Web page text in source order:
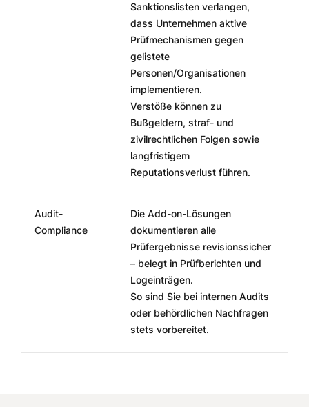
Sanktionslisten verlangen,
dass Unternehmen aktive
Prüfmechanismen gegen
gelistete
Personen/Organisationen
implementieren.
Verstöße können zu
Bußgeldern, straf- und
zivilrechtlichen Folgen sowie
langfristigem
Reputationsverlust führen.
Audit-
Compliance
Die Add-on-Lösungen
dokumentieren alle
Prüfergebnisse revisionssicher
– belegt in Prüfberichten und
Logeinträgen.
So sind Sie bei internen Audits
oder behördlichen Nachfragen
stets vorbereitet.